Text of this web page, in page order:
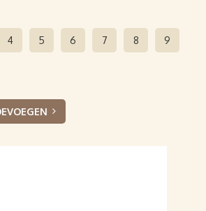
4 5 6 7 8 9